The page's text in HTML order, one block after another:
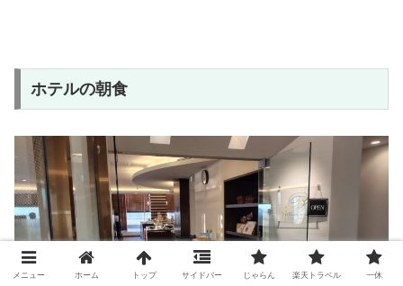
ホテルの朝食
メニュー ホーム トップ サイドバー じゃらん 楽天トラベル 一休